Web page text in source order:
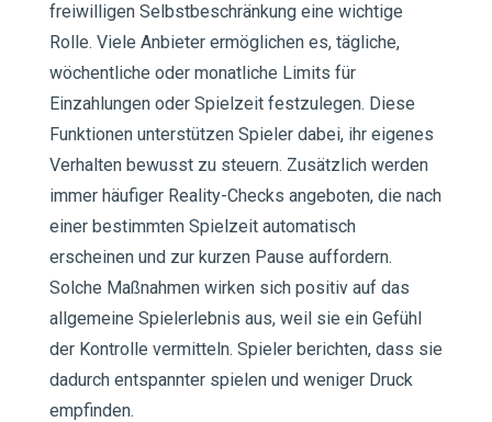
freiwilligen Selbstbeschränkung eine wichtige
Rolle. Viele Anbieter ermöglichen es, tägliche,
wöchentliche oder monatliche Limits für
Einzahlungen oder Spielzeit festzulegen. Diese
Funktionen unterstützen Spieler dabei, ihr eigenes
Verhalten bewusst zu steuern. Zusätzlich werden
immer häufiger Reality-Checks angeboten, die nach
einer bestimmten Spielzeit automatisch
erscheinen und zur kurzen Pause auffordern.
Solche Maßnahmen wirken sich positiv auf das
allgemeine Spielerlebnis aus, weil sie ein Gefühl
der Kontrolle vermitteln. Spieler berichten, dass sie
dadurch entspannter spielen und weniger Druck
empfinden.